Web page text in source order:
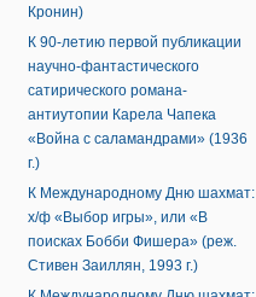
Кронин)
К 90-летию первой публикации
научно-фантастического
сатирического романа-
антиутопии Карела Чапека
«Война с саламандрами» (1936
г.)
К Международному Дню шахмат:
х/ф «Выбор игры», или «В
поисках Бобби Фишера» (реж.
Стивен Заиллян, 1993 г.)